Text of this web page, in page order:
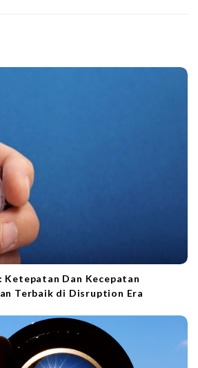
Ketepatan Dan Kecepatan
Terbaik di Disruption Era